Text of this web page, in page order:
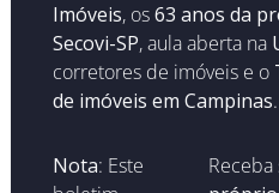
Imóveis, os 63 anos da
Secovi-SP, aula aberta na
corretores de imóveis e o
de imóveis em Campinas.
Nota: Este